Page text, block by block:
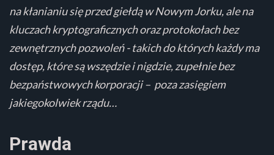
na kłanianiu się przed giełdą w Nowym Jorku, ale na
kluczach kryptograficznych oraz protokołach bez
zewnętrznych pozwoleń - takich do których każdy ma
dostęp, które są wszędzie i nigdzie, zupełnie bez
bezpaństwowych korporacji – poza zasięgiem
jakiegokolwiek rządu…
Prawda